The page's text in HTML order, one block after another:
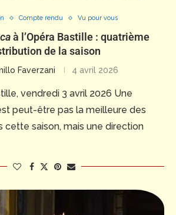
Compte rendu Vu pour vous
à l’Opéra Bastille : quatrième
de la saison
Faverzani 4 avril 2026
vendredi 3 avril 2026 Une
peut-être pas la meilleure des
cette saison, mais une direction